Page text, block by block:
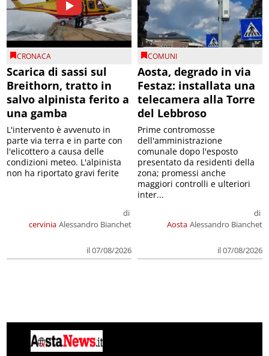
CRONACA
Scarica di sassi sul
Breithorn, tratto in
salvo alpinista ferito a
una gamba
cervinia
di
Alessandro Bianchet
il 07/08/2026
L'intervento è avvenuto in
parte via terra e in parte con
l'elicottero a causa delle
condizioni meteo. L'alpinista
non ha riportato gravi ferite
COMUNI
Aosta, degrado in via
Festaz: installata una
telecamera alla Torre
del Lebbroso
Aosta
di
Alessandro Bianchet
il 07/08/2026
Prime contromosse
dell'amministrazione
comunale dopo l'esposto
presentato da residenti della
zona; promessi anche
maggiori controlli e ulteriori
inter...